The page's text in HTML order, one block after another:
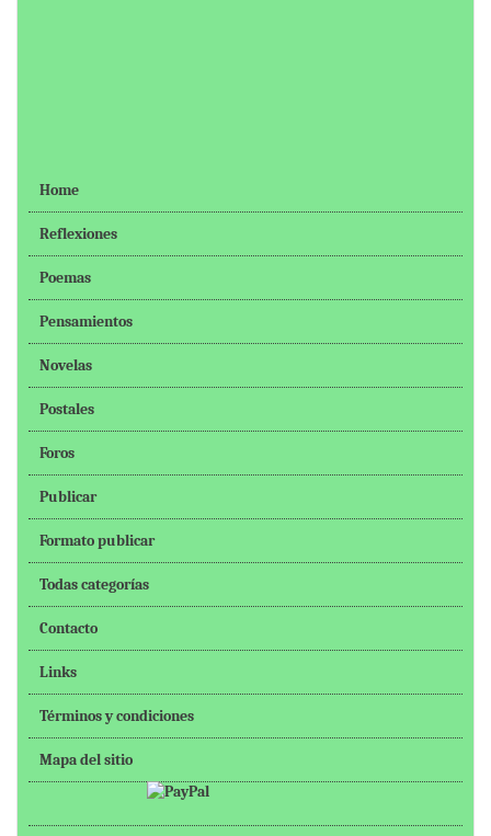
Home
Reflexiones
Poemas
Pensamientos
Novelas
Postales
Foros
Publicar
Formato publicar
Todas categorías
Contacto
Links
Términos y condiciones
Mapa del sitio